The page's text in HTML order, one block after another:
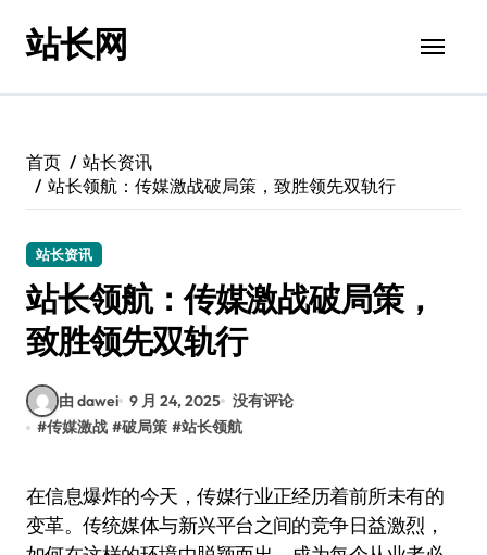
站长网
首页
站长资讯
站长领航：传媒激战破局策，致胜领先双轨行
站长资讯
站长领航：传媒激战破局策，
致胜领先双轨行
由 dawei 9 月 24, 2025 没有评论
#传媒激战 #破局策 #站长领航
在信息爆炸的今天，传媒行业正经历着前所未有的
变革。传统媒体与新兴平台之间的竞争日益激烈，